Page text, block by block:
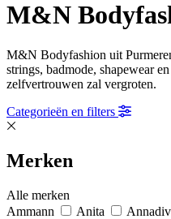
M&N
M&N Bodyfashion uit
strings, badmode, shapewear
zelfvertrouwen zal vergroten.
Categorieën en filters
Merken
Alle merken
Ammann
Anita